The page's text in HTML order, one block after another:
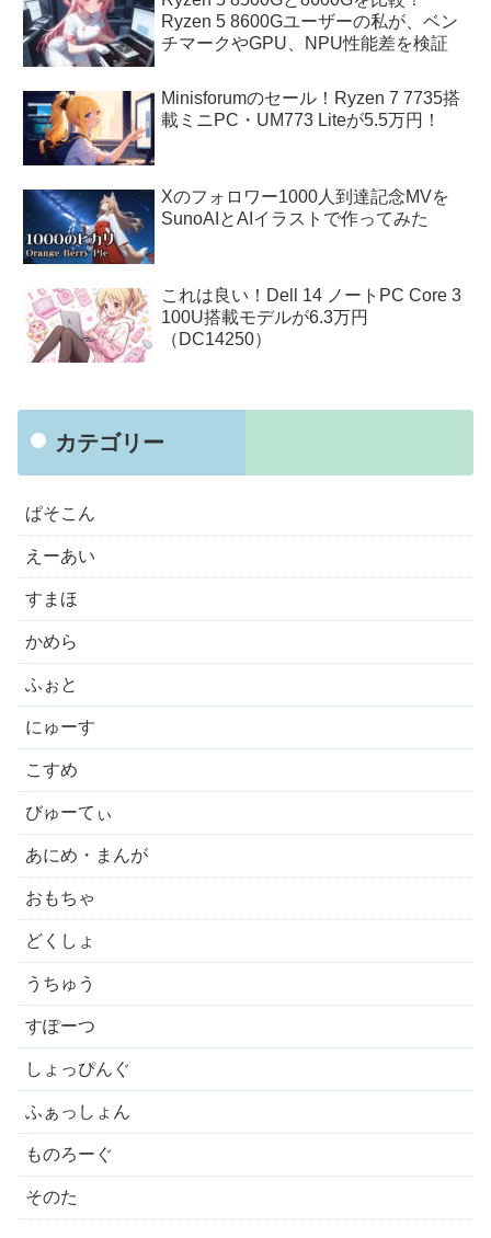
Ryzen 5 8600Gユーザーの私が、ベン
チマークやGPU、NPU性能差を検証
Minisforumのセール！Ryzen 7 7735搭
載ミニPC・UM773 Liteが5.5万円！
Xのフォロワー1000人到達記念MVを
SunoAIとAIイラストで作ってみた
これは良い！Dell 14 ノートPC Core 3
100U搭載モデルが6.3万円
（DC14250）
カテゴリー
ぱそこん
えーあい
すまほ
かめら
ふぉと
にゅーす
こすめ
びゅーてぃ
あにめ・まんが
おもちゃ
どくしょ
うちゅう
すぽーつ
しょっぴんぐ
ふぁっしょん
ものろーぐ
そのた